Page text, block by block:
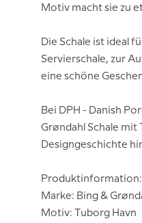
Motiv macht sie zu
Die Schale ist ideal
Servierschale, zur
eine schöne
Bei DPH - Danish
Grøndahl Schale mit
Designgeschichte
Produktinformation:
Marke: Bing &
Motiv: Tuborg Havn